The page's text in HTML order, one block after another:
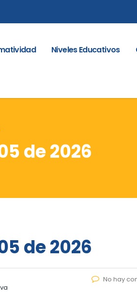
Niveles Educativos
de 2026
de 2026
No hay